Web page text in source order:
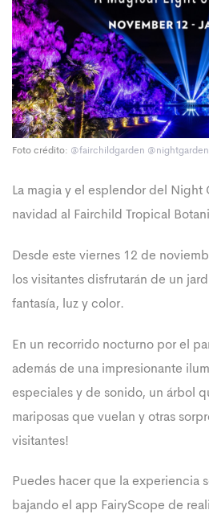
Foto crédito: @fairchildgarden
La magia y el esplendor del Night
navidad al Fairchild Tropical
Desde este viernes 12 de
los visitantes disfrutarán de un
fantasía, luz y color.
En un recorrido nocturno por el
además de una impresionante
especiales y de sonido, un árbol
mariposas que vuelan y otras
visitantes!
Puedes hacer que la experiencia
bajando el app FairyScope de